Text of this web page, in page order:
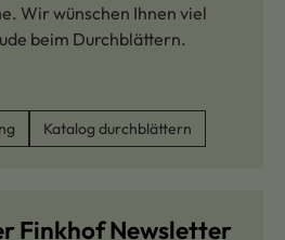
Wir wünschen Ihnen viel
beim Durchblättern.
Katalog durchblättern
Finkhof Newsletter